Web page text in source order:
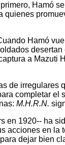
Hamó
Hamó
a
de
completar
M.H.R.N.
1920-- ha
en
dejar bien